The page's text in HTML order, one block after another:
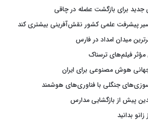
جدید برای بازگشت عضله در چاقی
پیشرفت علمی کشور نقش‌آفرینی بیشتری کند
میدان امداد در فارس
فیلم‌های ترسناک
جنگلی با فناوری‌های هوشمند
بدانید